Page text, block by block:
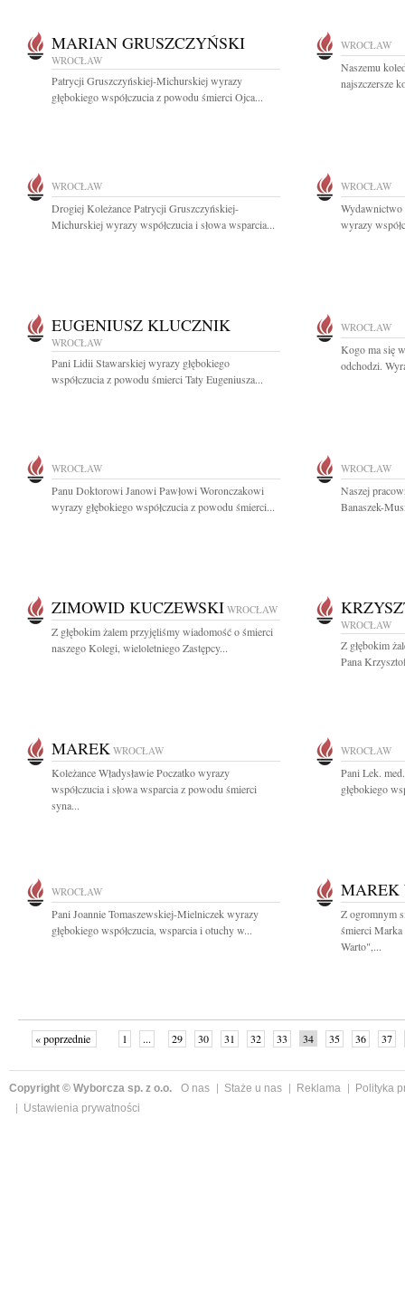
MARIAN GRUSZCZYŃSKI
WROCŁAW
Patrycji Gruszczyńskiej-Michurskiej wyrazy
głębokiego współczucia z powodu śmierci Ojca...
WROCŁAW
Naszemu
najszczersze
WROCŁAW
Drogiej Koleżance Patrycji Gruszczyńskiej-
Michurskiej wyrazy współczucia i słowa wsparcia...
WROCŁAW
Wydawnictwo
wyrazy
EUGENIUSZ KLUCZNIK
WROCŁAW
Pani Lidii Stawarskiej wyrazy głębokiego
współczucia z powodu śmierci Taty Eugeniusza...
WROCŁAW
Kogo ma się
odchodzi.
WROCŁAW
Panu Doktorowi Janowi Pawłowi Woronczakowi
wyrazy głębokiego współczucia z powodu śmierci...
WROCŁAW
Naszej
Banaszek-
ZIMOWID KUCZEWSKI WROCŁAW
Z głębokim żalem przyjęliśmy wiadomość o śmierci
naszego Kolegi, wieloletniego Zastępcy...
WROCŁAW
Z głębokim
Pana
MAREK WROCŁAW
Koleżance Władysławie Poczatko wyrazy
współczucia i słowa wsparcia z powodu śmierci
syna...
WROCŁAW
Pani Lek.
głębokiego
WROCŁAW
Pani Joannie Tomaszewskiej-Mielniczek wyrazy
głębokiego współczucia, wsparcia i otuchy w...
MAREK
Z ogromnym
śmierci Marka
Warto",...
« poprzednie 1 ... 29 30 31 32 33 34 35 36
37
Copyright © Wyborcza sp. z o.o. O nas Staże u nas Reklama
Polityka
Ustawienia prywatności